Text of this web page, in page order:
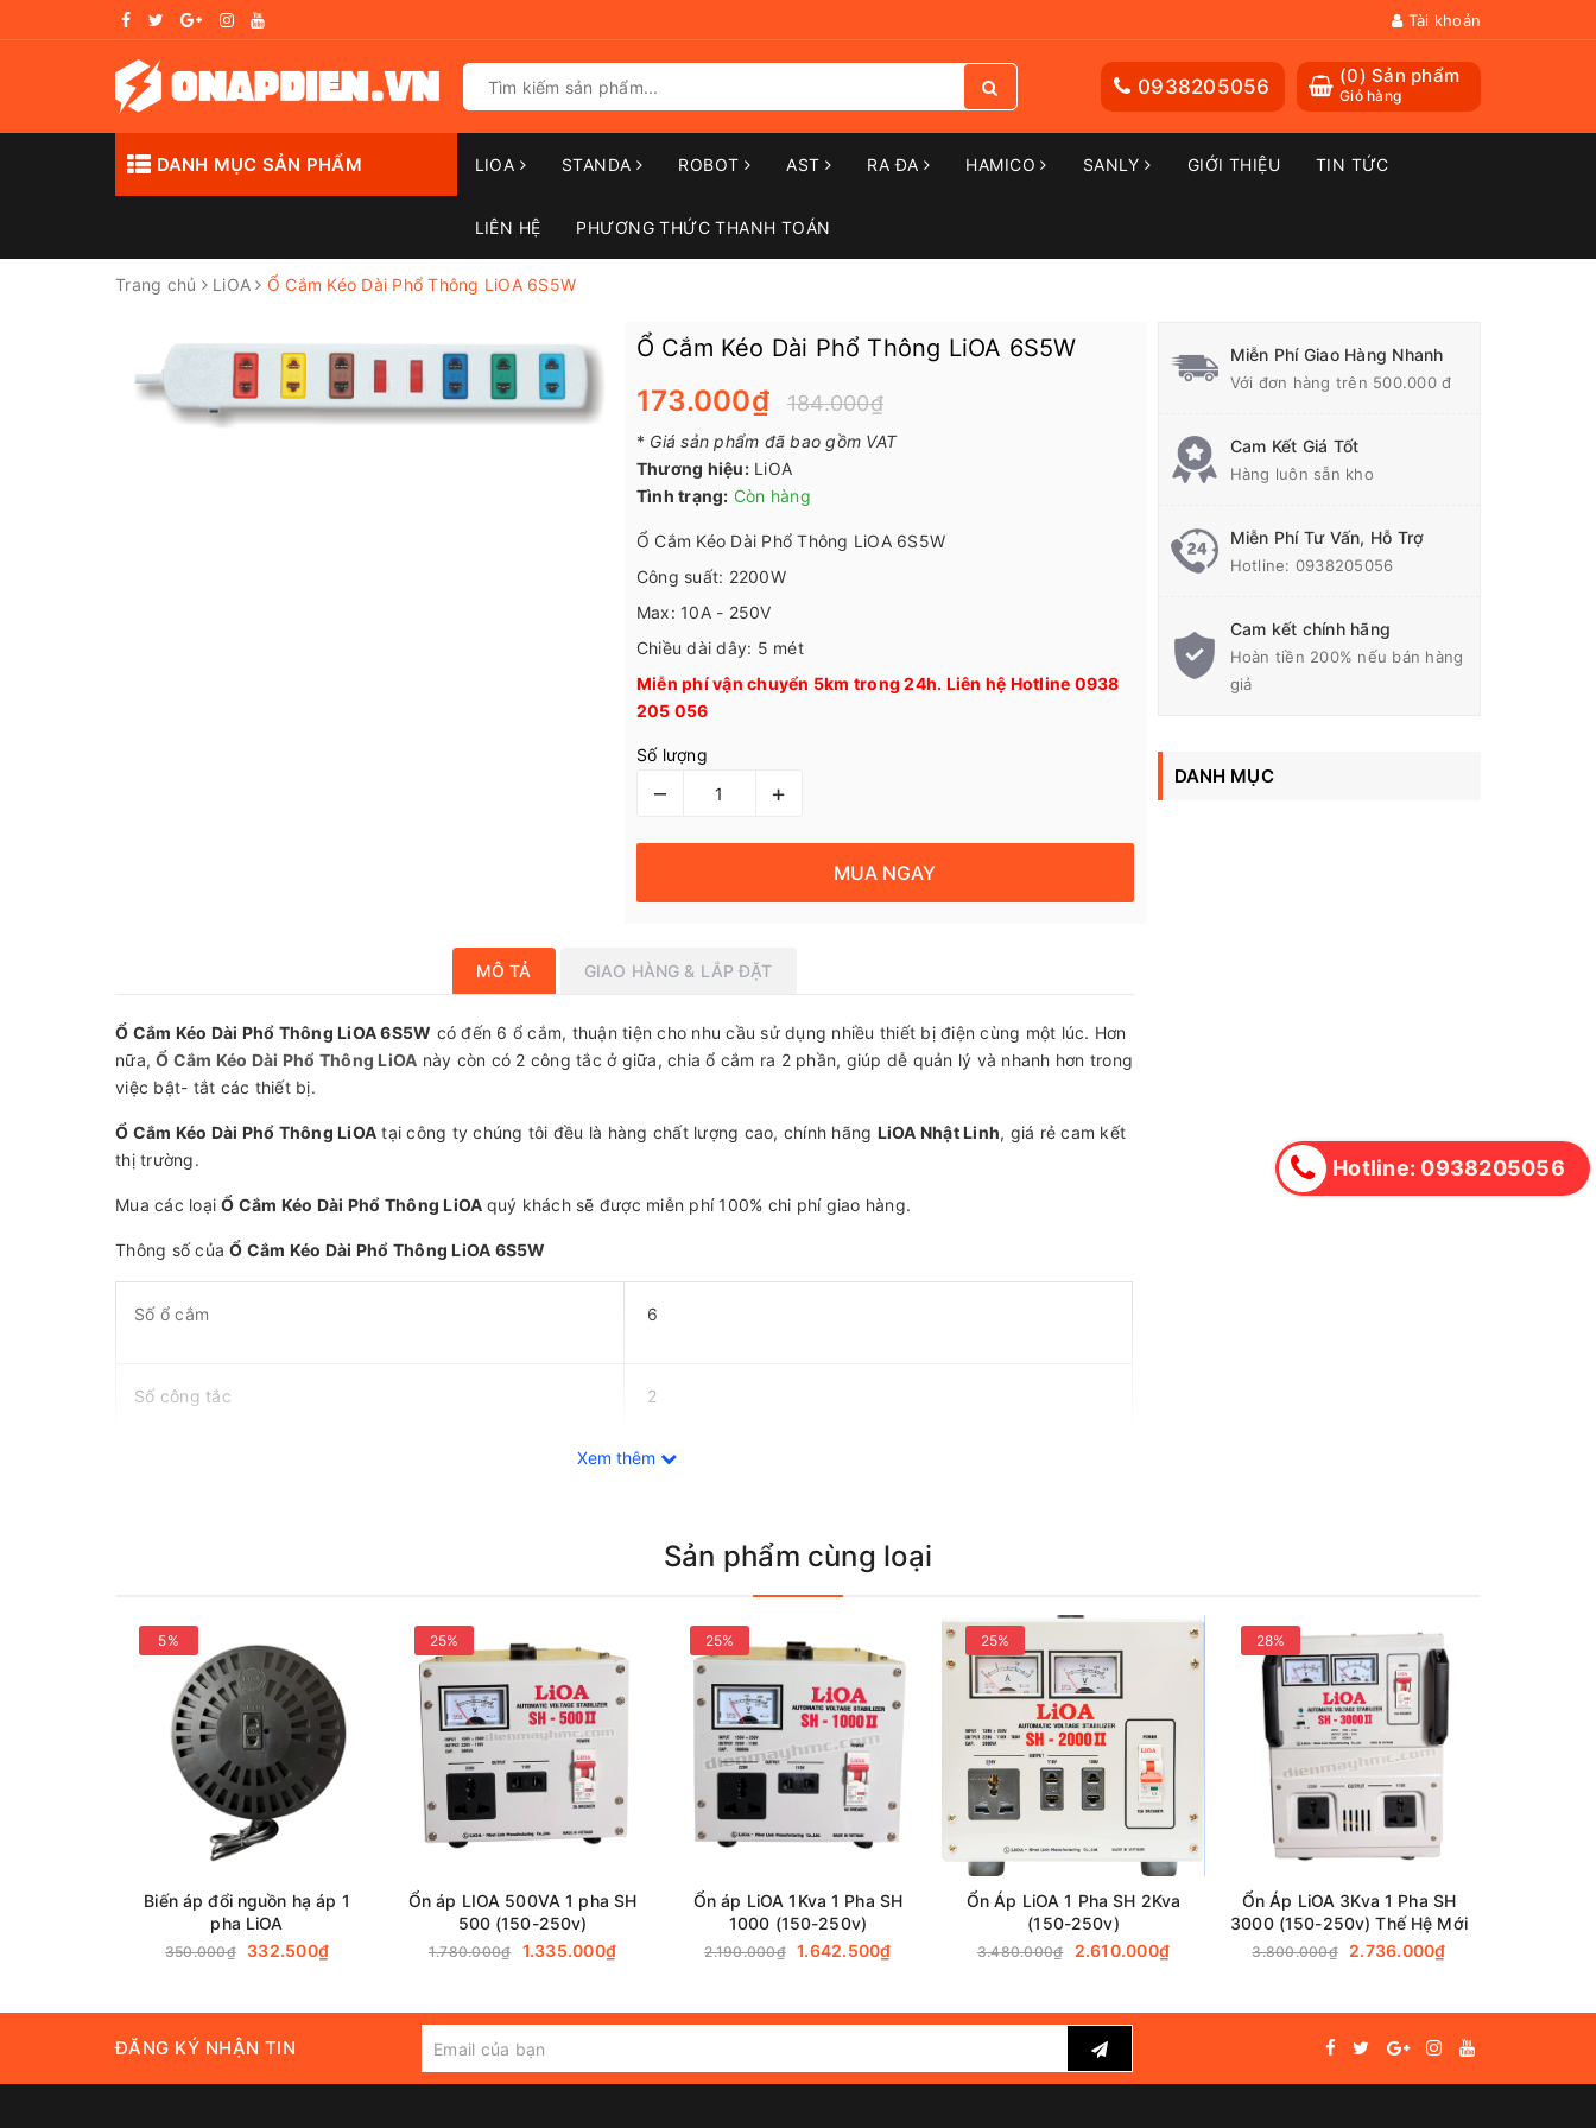
Tài khoản
(0) Sản phẩm
Giỏ hàng
0938205056
DANH MỤC SẢN PHẨM LIOA STANDA ROBOT AST RA ĐA HAMICO SANLY GIỚI THIỆU TIN TỨC
LIÊN HỆ PHƯƠNG THỨC THANH TOÁN
Trang chủ LiOA Ổ Cắm Kéo Dài Phổ Thông LiOA 6S5W
Ổ Cắm Kéo Dài Phổ Thông LiOA 6S5W
173.000₫ 184.000₫
* Giá sản phẩm đã bao gồm VAT
Thương hiệu: LiOA
Tình trạng: Còn hàng
Ổ Cắm Kéo Dài Phổ Thông LiOA 6S5W
Công suất: 2200W
Max: 10A - 250V
Chiều dài dây: 5 mét
Miễn phí vận chuyển 5km trong 24h. Liên hệ Hotline 0938
205 056
Số lượng
– +
MUA NGAY
MÔ TẢ GIAO HÀNG & LẮP ĐẶT
Ổ Cắm Kéo Dài Phổ Thông LiOA 6S5W có đến 6 ổ cắm, thuận tiện cho nhu cầu sử dụng nhiều thiết bị điện cùng một lúc. Hơn
nữa,Ổ Cắm Kéo Dài Phổ Thông LiOA này còn có 2 công tắc ở giữa, chia ổ cắm ra 2 phần, giúp dễ quản lý và nhanh hơn trong
việc bật- tắt các thiết bị.
Ổ Cắm Kéo Dài Phổ Thông LiOA tại công ty chúng tôi đều là hàng chất lượng cao, chính hãng LiOA Nhật Linh, giá rẻ cam kết
thị trường.
Mua các loạiỔ Cắm Kéo Dài Phổ Thông LiOA quý khách sẽ được miễn phí 100% chi phí giao hàng.
Thông số củaỔ Cắm Kéo Dài Phổ Thông LiOA 6S5W
Số ổ cắm 6
Số công tắc 2
Liên hệ với chúng tôi để hiểu rõ hơn về Ổ Cắm Kéo Dài Phổ Thông LiOA mà quý khách đang quan tâm. Hotline 0938 205 056
Xem thêm
Miễn Phí Giao Hàng Nhanh
Với đơn hàng trên 500.000 đ
Cam Kết Giá Tốt
Hàng luôn sẵn kho
Miễn Phí Tư Vấn, Hỗ Trợ
Hotline: 0938205056
Cam kết chính hãng
Hoàn tiền 200% nếu bán hàng
giả
DANH MỤC
Sản phẩm cùng loại
5%
Biến áp đổi nguồn hạ áp 1
pha LiOA
350.000₫ 332.500₫
25%
Ổn áp LIOA 500VA 1 pha SH
500 (150-250v)
1.780.000₫ 1.335.000₫
25%
Ổn áp LiOA 1Kva 1 Pha SH
1000 (150-250v)
2.190.000₫ 1.642.500₫
25%
Ổn Áp LiOA 1 Pha SH 2Kva
(150-250v)
3.480.000₫ 2.610.000₫
28%
Ổn Áp LiOA 3Kva 1 Pha SH
3000 (150-250v) Thế Hệ Mới
3.800.000₫ 2.736.000₫
ĐĂNG KÝ NHẬN TIN
Hotline: 0938205056